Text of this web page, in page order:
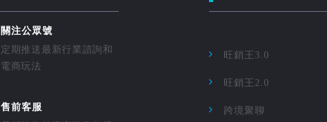
關注公眾號
定期推送最新行業諮詢和
電商玩法
售前客服
旺銷王3.0
旺銷王2.0
跨境聚聊